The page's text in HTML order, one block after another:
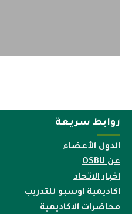
روابط سريعة
الدول الأعضاء
عن OSBU
اخبار الاتحاد
اكاديمية اوسبو للتدريب
محاضرات الاكاديمية